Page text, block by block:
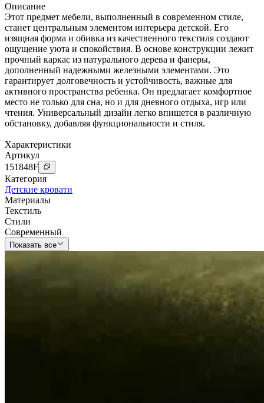
Описание
Этот предмет мебели, выполненный в современном стиле,
станет центральным элементом интерьера детской. Его
изящная форма и обивка из качественного текстиля создают
ощущение уюта и спокойствия. В основе конструкции лежит
прочный каркас из натурального дерева и фанеры,
дополненный надежными железными элементами. Это
гарантирует долговечность и устойчивость, важные для
активного пространства ребенка. Он предлагает комфортное
место не только для сна, но и для дневного отдыха, игр или
чтения. Универсальный дизайн легко впишется в различную
обстановку, добавляя функциональности и стиля.
Характеристики
Артикул
151848F
Категория
Детские кровати
Материалы
Текстиль
Стили
Современный
Показать все